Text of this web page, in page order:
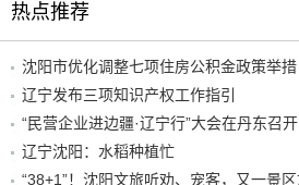
热点推荐
沈阳市优化调整七项住房公积金政策举措
辽宁发布三项知识产权工作指引
“民营企业进边疆·辽宁行”大会在丹东召开
辽宁沈阳：水稻种植忙